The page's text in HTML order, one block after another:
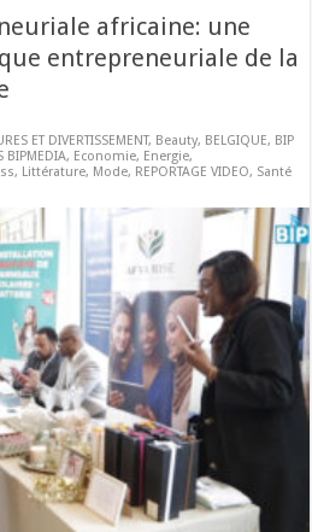
africaine: une
entrepreneuriale de la
ET DIVERTISSEMENT, Beauty, BELGIQUE, BIP
BIPMEDIA, Economie, Energie,
, Littérature, Mode, REPORTAGE VIDEO, Santé